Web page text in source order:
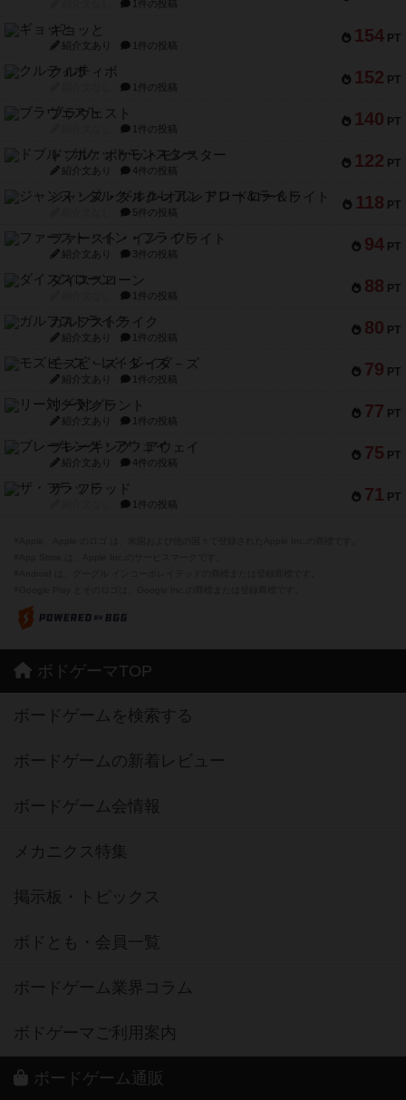
1件の投稿
154 PT
ギョッと
紹介文あり 1件の投稿
152 PT
クルティボ
1件の投稿
140 PT
ブラヴェスト
1件の投稿
122 PT
ドブル：ポケットモンスター
紹介文あり 4件の投稿
118 PT
ジャンヌ・ダルク-オルレアン ドロー＆ライト
5件の投稿
94 PT
ファースト・イン・フライト
紹介文あり 3件の投稿
88 PT
ダイススローン
1件の投稿
80 PT
ガルフストライク
紹介文あり 1件の投稿
79 PT
モズビ－ズ・レイダ－ズ
紹介文あり 1件の投稿
77 PT
リー対グラント
紹介文あり 1件の投稿
75 PT
ブレーキング・アウェイ
紹介文あり 4件の投稿
71 PT
ザ・フラッド
1件の投稿
ボドゲーマTOP
ボードゲームを検索する
ボードゲームの新着レビュー
ボードゲーム会情報
メカニクス特集
掲示板・トピックス
ボドとも・会員一覧
ボードゲーム業界コラム
ボドゲーマご利用案内
ボードゲーム通販